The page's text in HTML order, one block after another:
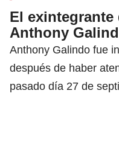
El exintegrante
Anthony
Anthony Galindo fue
después de haber
pasado día 27 de